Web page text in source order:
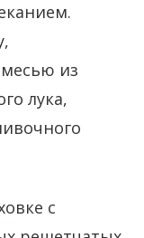
из
лука,
с